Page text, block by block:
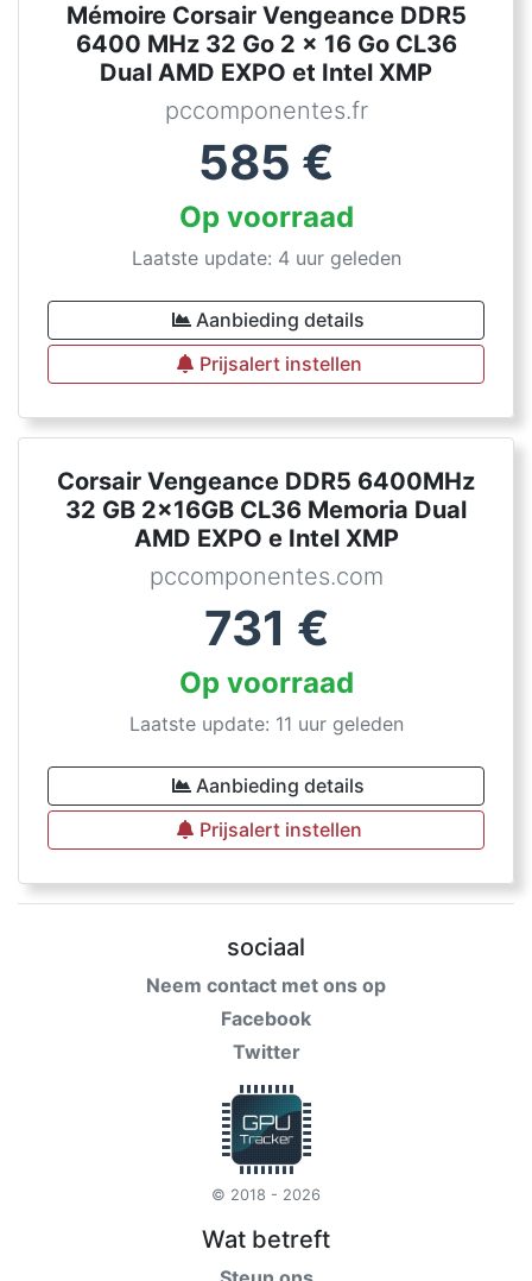
Mémoire Corsair Vengeance DDR5
6400 MHz 32 Go 2 x 16 Go CL36
Dual AMD EXPO et Intel XMP
pccomponentes.fr
585 €
Op voorraad
Laatste update: 4 uur geleden
Aanbieding details
Prijsalert instellen
Corsair Vengeance DDR5 6400MHz
32 GB 2x16GB CL36 Memoria Dual
AMD EXPO e Intel XMP
pccomponentes.com
731 €
Op voorraad
Laatste update: 11 uur geleden
Aanbieding details
Prijsalert instellen
sociaal
Neem contact met ons op
Facebook
Twitter
© 2018 - 2026
Wat betreft